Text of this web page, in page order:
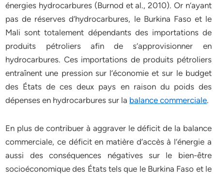
énergies hydrocarbures (Burnod et al., 2010). Or n’ayant
pas de réserves d’hydrocarbures, le Burkina Faso et le
Mali sont totalement dépendants des importations de
produits pétroliers afin de s’approvisionner en
hydrocarbures. Ces importations de produits pétroliers
entraînent une pression sur l’économie et sur le budget
des États de ces deux pays en raison du poids des
dépenses en hydrocarbures sur la balance commerciale.
En plus de contribuer à aggraver le déficit de la balance
commerciale, ce déficit en matière d’accès à l’énergie a
aussi des conséquences négatives sur le bien-être
socioéconomique des États tels que le Burkina Faso et le